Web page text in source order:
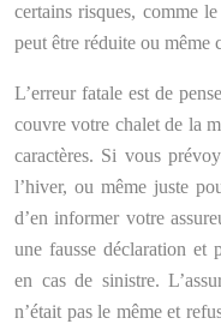
certains risques, comme
peut être réduite ou même
L’erreur fatale est de
couvre votre chalet de la
caractères. Si vous
l’hiver, ou même juste
d’en informer votre
une fausse déclaration et
en cas de sinistre.
n’était pas le même et